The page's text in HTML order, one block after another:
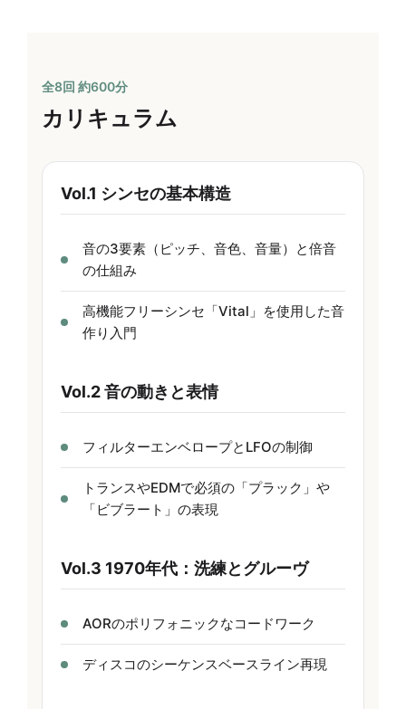
全8回 約600分
カリキュラム
Vol.1 シンセの基本構造
音の3要素（ピッチ、音色、音量）と倍音
の仕組み
高機能フリーシンセ「Vital」を使用した音
作り入門
Vol.2 音の動きと表情
フィルターエンベロープとLFOの制御
トランスやEDMで必須の「プラック」や
「ビブラート」の表現
Vol.3 1970年代：洗練とグルーヴ
AORのポリフォニックなコードワーク
ディスコのシーケンスベースライン再現